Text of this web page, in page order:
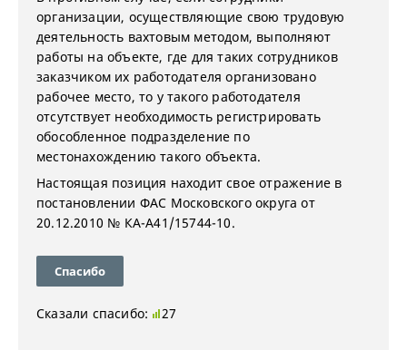
организации, осуществляющие свою трудовую
деятельность вахтовым методом, выполняют
работы на объекте, где для таких сотрудников
заказчиком их работодателя организовано
рабочее место, то у такого работодателя
отсутствует необходимость регистрировать
обособленное подразделение по
местонахождению такого объекта.
Настоящая позиция находит свое отражение в
постановлении ФАС Московского округа от
20.12.2010 № КА-А41/15744-10.
Спасибо
Сказали спасибо: 27